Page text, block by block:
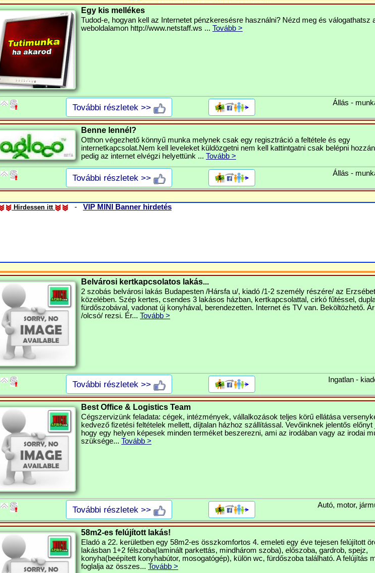
Egy kis mellékes
Tudod-e, hogyan kell az Internetet pénzkeresésre használni? Nézd meg és válogathatsz
weboldalamon http://www.netstaff.ws ... Tovább >
További részletek >> Állás -
Benne lennél?
Otthon végezhető könnyű munka melynek csak egy regisztráció a feltétele és egy
internetkapcsolat.Nem kell leveleket küldözgetni nem kell kattintgatni csak belépni
pedig az internet elvégzi helyettünk ... Tovább >
További részletek >> Állás -
Hirdessen itt - VIP MINI Banner hirdetés
Belvárosi kertkapcsolatos lakás...
2 szobás belvárosi lakás Budapesten /Hársfa u/, kiadó /1-2 személy részére/ az
közelében. Szép kertes, csendes 3 lakásos házban, kertkapcsolattal, cirkó fűtéssel,
fürdőszobával, vadonat új konyhával, berendezetten. Internet és TV van. Beköltözhető.
/olcsó/ rezsi. Ér... Tovább >
További részletek >> Ingatlan -
Best Office & Logistics Team
Cégszervizünk feladata: cégek, intézmények, vállalkozások teljes körű ellátása
kedvező fizetési feltételek mellett, díjtalan házhoz szállítással. Vevőinknek jelentős előnyt
hogy egy helyen képesek minden terméket beszerezni, ami az irodában vagy az irodai
szüksége... Tovább >
További részletek >> Autó, motor,
58m2-es felújított lakás!
Eladó a 22. kerületben egy 58m2-es összkomfortos 4. emeleti egy éve tejesen felújított
lakásban 1+2 félszoba(laminált parkettás, mindhárom szoba), előszoba, gardrob, spejz,
konyha(beépített konyhabútor, mosogatógép), külön wc, fürdőszoba található. A felújítás
foglalja az összes... Tovább >